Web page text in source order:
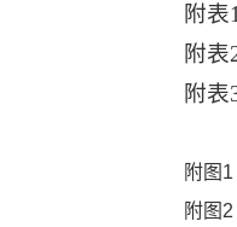
附表
附表
附表
附图 1
附图 2